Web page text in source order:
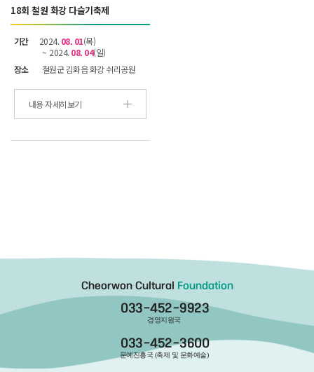
18회 철원 화강 다슬기축제
기간 2024.08. 01(목)
~ 2024.08. 04(일)
장소
철원군 김화읍 화강 쉬리공원
내용 자세히보기
Cheorwon Cultural Foundation
033-452-9923
경영지원국
033-452-3600
문예진흥국 (축제 및 문화예술)